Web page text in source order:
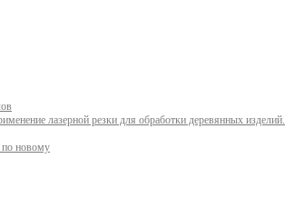
лазерной резки для обработки деревянных изделий.
новому